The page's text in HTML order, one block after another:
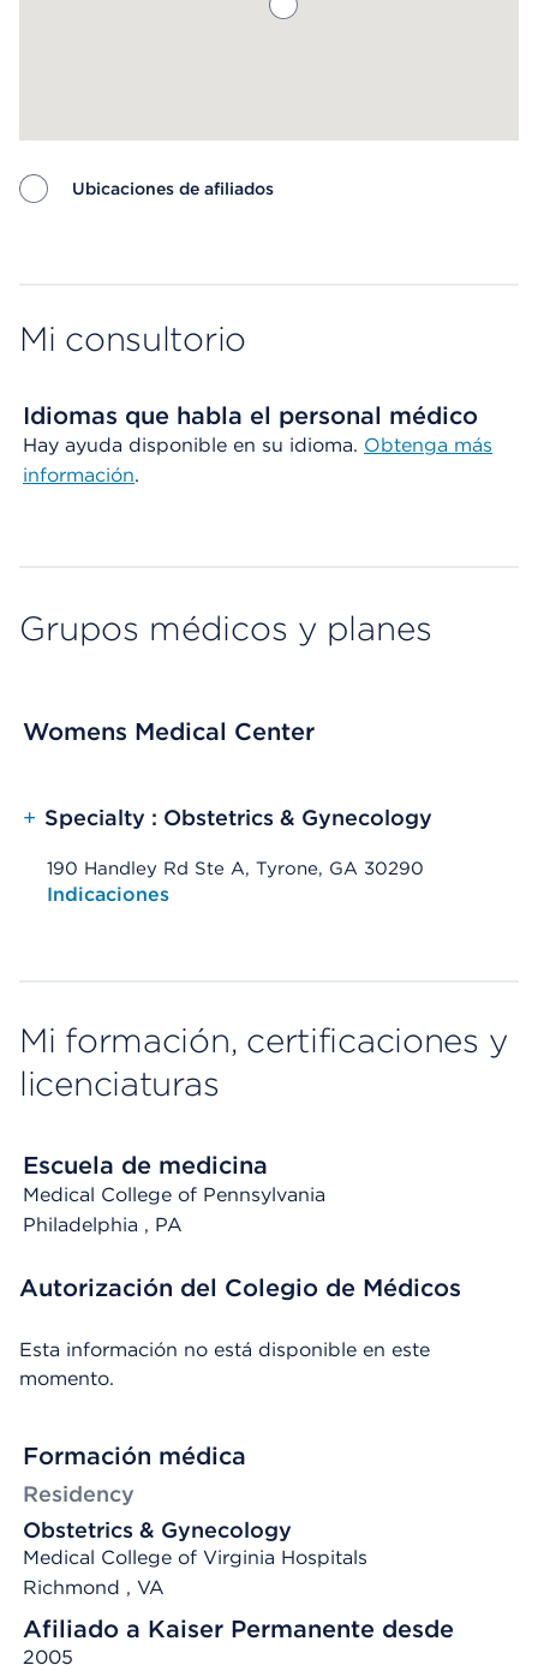
Ubicaciones de afiliados
Mi consultorio
Idiomas que habla el personal médico
Hay ayuda disponible en su idioma. Obtenga más
información.
Grupos médicos y planes
Womens Medical Center
+ Specialty : Obstetrics & Gynecology
190 Handley Rd Ste A, Tyrone, GA 30290
Opens native map application on mobile devices
Indicaciones
Mi formación, certificaciones y
licenciaturas
Escuela de medicina
Medical College of Pennsylvania
Philadelphia , PA
Autorización del Colegio de Médicos
Esta información no está disponible en este
momento.
Formación médica
Residency
Obstetrics & Gynecology
Medical College of Virginia Hospitals
Richmond , VA
Afiliado a Kaiser Permanente desde
2005